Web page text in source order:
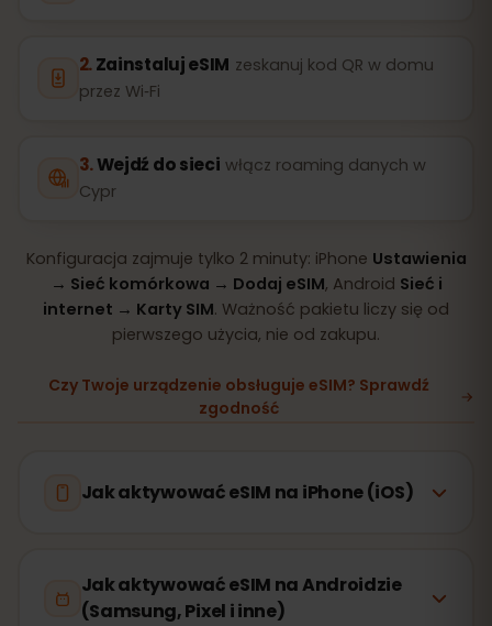
Zainstaluj eSIM zeskanuj kod QR w domu
przez Wi‑Fi
Wejdź do sieci włącz roaming danych w
Cypr
Konfiguracja zajmuje tylko 2 minuty: iPhone Ustawienia
→ Sieć komórkowa → Dodaj eSIM, Android Sieć i
internet → Karty SIM. Ważność pakietu liczy się od
pierwszego użycia, nie od zakupu.
Czy Twoje urządzenie obsługuje eSIM? Sprawdź
zgodność
Jak aktywować eSIM na iPhone (iOS)
Jak aktywować eSIM na Androidzie
(Samsung, Pixel i inne)